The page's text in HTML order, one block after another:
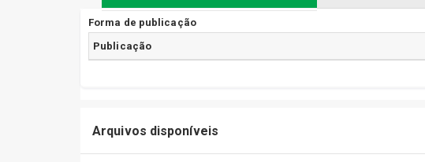
Forma de publicação
Publicação
Arquivos disponíveis